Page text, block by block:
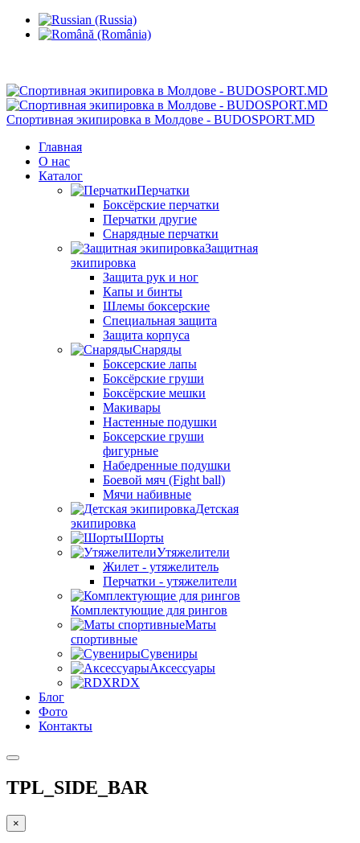
Спортивная экипировка в Молдове - BUDOSPORT.MD
Главная
О нас
Каталог
Перчатки
Боксёрские перчатки
Перчатки другие
Снарядные перчатки
Защитная
экипировка
Защита рук и ног
Капы и бинты
Шлемы боксерские
Специальная защита
Защита корпуса
Снаряды
Боксерские лапы
Боксёрские груши
Боксёрские мешки
Макивары
Настенные подушки
Боксерские груши
фигурные
Набедренные подушки
Боевой мяч (Fight ball)
Мячи набивные
Детская
экипировка
Шорты
Утяжелители
Жилет - утяжелитель
Перчатки - утяжелители
Комплектующие для рингов
Маты
спортивные
Сувениры
Аксессуары
RDX
Блог
Фото
Контакты
TPL_SIDE_BAR
×